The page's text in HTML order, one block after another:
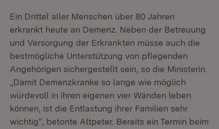
Ein Drittel aller Menschen über 80 Jahren
erkrankt heute an Demenz. Neben der Betreuung
und Versorgung der Erkrankten müsse auch die
bestmögliche Unterstützung von pflegenden
Angehörigen sichergestellt sein, so die Ministerin.
„Damit Demenzkranke so lange wie möglich
würdevoll in ihren eigenen vier Wänden leben
können, ist die Entlastung ihrer Familien sehr
wichtig“, betonte Altpeter. Bereits ein Termin beim